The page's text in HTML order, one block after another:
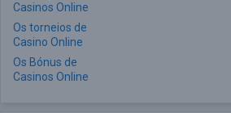
Casinos Online
Os torneios de
Casino Online
Os Bónus de
Casinos Online